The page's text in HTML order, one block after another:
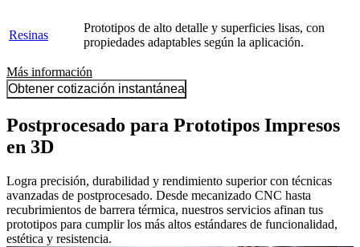
Resinas
Prototipos de alto detalle y superficies lisas, con
propiedades adaptables según la aplicación.
Más información
Obtener cotización instantánea
Postprocesado para Prototipos Impresos
en 3D
Logra precisión, durabilidad y rendimiento superior con técnicas
avanzadas de postprocesado. Desde mecanizado CNC hasta
recubrimientos de barrera térmica, nuestros servicios afinan tus
prototipos para cumplir los más altos estándares de funcionalidad,
estética y resistencia.